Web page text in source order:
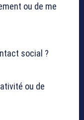
ou de me
social ?
ou de